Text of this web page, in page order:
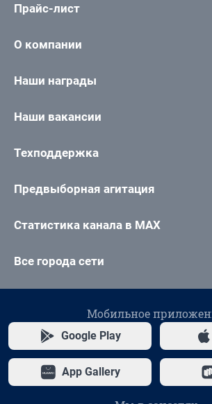
Прайс-лист
О компании
Наши награды
Наши вакансии
Техподдержка
Предвыборная агитация
Статистика канала в MAX
Все города сети
Мобильное
Google Play
App Gallery